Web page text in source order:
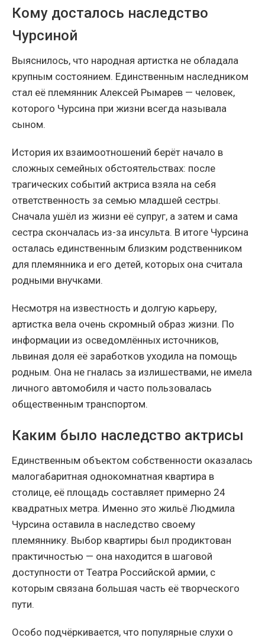
Кому досталось наследство
Чурсиной
Выяснилось, что народная артистка не обладала
крупным состоянием. Единственным наследником
стал её племянник Алексей Рымарев — человек,
которого Чурсина при жизни всегда называла
сыном.
История их взаимоотношений берёт начало в
сложных семейных обстоятельствах: после
трагических событий актриса взяла на себя
ответственность за семью младшей сестры.
Сначала ушёл из жизни её супруг, а затем и сама
сестра скончалась из-за инсульта. В итоге Чурсина
осталась единственным близким родственником
для племянника и его детей, которых она считала
родными внучками.
Несмотря на известность и долгую карьеру,
артистка вела очень скромный образ жизни. По
информации из осведомлённых источников,
львиная доля её заработков уходила на помощь
родным. Она не гналась за излишествами, не имела
личного автомобиля и часто пользовалась
общественным транспортом.
Каким было наследство актрисы
Единственным объектом собственности оказалась
малогабаритная однокомнатная квартира в
столице, её площадь составляет примерно 24
квадратных метра. Именно это жильё Людмила
Чурсина оставила в наследство своему
племяннику. Выбор квартиры был продиктован
практичностью — она находится в шаговой
доступности от Театра Российской армии, с
которым связана большая часть её творческого
пути.
Особо подчёркивается, что популярные слухи о